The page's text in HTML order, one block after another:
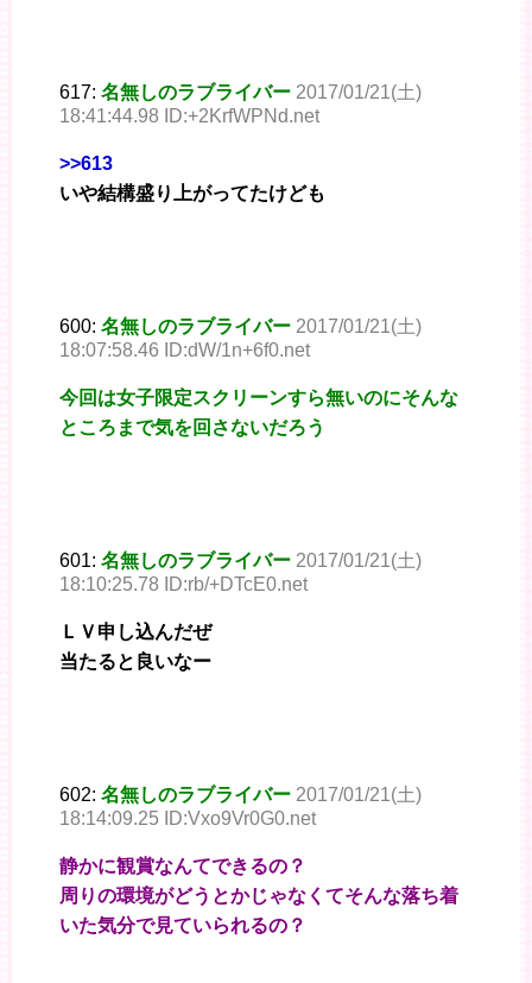
617: 名無しのラブライバー 2017/01/21(土)
18:41:44.98 ID:+2KrfWPNd.net
>>613
いや結構盛り上がってたけども
600: 名無しのラブライバー 2017/01/21(土)
18:07:58.46 ID:dW/1n+6f0.net
今回は女子限定スクリーンすら無いのにそんな
ところまで気を回さないだろう
601: 名無しのラブライバー 2017/01/21(土)
18:10:25.78 ID:rb/+DTcE0.net
ＬＶ申し込んだぜ
当たると良いなー
602: 名無しのラブライバー 2017/01/21(土)
18:14:09.25 ID:Vxo9Vr0G0.net
静かに観賞なんてできるの？
周りの環境がどうとかじゃなくてそんな落ち着
いた気分で見ていられるの？